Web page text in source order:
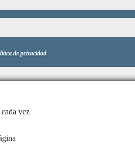
de privacidad
vez